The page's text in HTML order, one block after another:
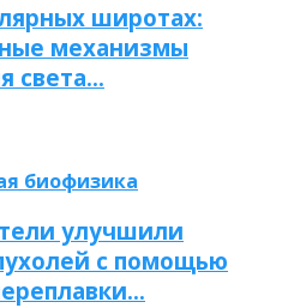
широтах:
механизмы
света…
биофизика
улучшили
с помощью